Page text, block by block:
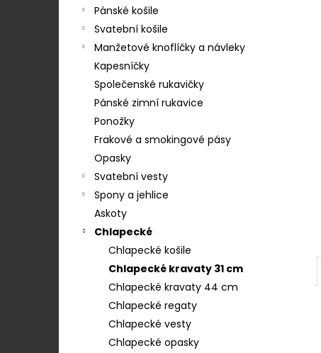
Pánské košile
Svatební košile
Manžetové knoflíčky a návleky
Kapesníčky
Společenské rukavičky
Pánské zimní rukavice
Ponožky
Frakové a smokingové pásy
Opasky
Svatební vesty
Spony a jehlice
Askoty
Chlapecké
Chlapecké košile
Chlapecké kravaty 31 cm
Chlapecké kravaty 44 cm
Chlapecké regaty
Chlapecké vesty
Chlapecké opasky
SET LÁTKOVÉ ŠLE Y S KOŽENÝM
STŘEDEM A ZAPÍNÁNÍM NA KLIPY - 35
MM, MOTÝLEK A KAPESNÍČEK MODRÁ,
KOŇAKOVÁ KŮŽE 886-2244369
1 754 Kč